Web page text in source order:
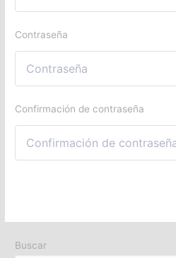
Contraseña
Confirmación de contraseña
Buscar